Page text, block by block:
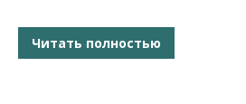
Читать полностью